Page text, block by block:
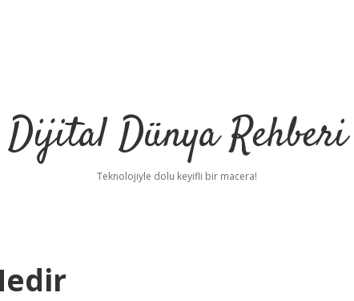
Dijital Dünya Rehberi
Teknolojiyle dolu keyifli bir macera!